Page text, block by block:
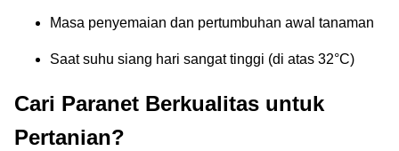
Masa penyemaian dan pertumbuhan awal tanaman
Saat suhu siang hari sangat tinggi (di atas 32°C)
Cari Paranet Berkualitas untuk
Pertanian?